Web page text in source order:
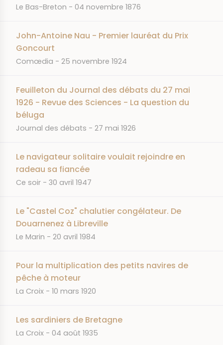
JOURNAL
Le Bas-Breton DATE
04 novembre 1876
John-Antoine Nau - Premier lauréat du Prix
Goncourt
JOURNAL
Comœdia DATE
25 novembre 1924
Feuilleton du Journal des débats du 27 mai
1926 - Revue des Sciences - La question du
béluga
JOURNAL
Journal des débats DATE
27 mai 1926
Le navigateur solitaire voulait rejoindre en
radeau sa fiancée
JOURNAL
Ce soir DATE
30 avril 1947
Le "Castel Coz" chalutier congélateur. De
Douarnenez à Libreville
JOURNAL
Le Marin DATE
20 avril 1984
Pour la multiplication des petits navires de
pêche à moteur
JOURNAL
La Croix DATE
10 mars 1920
Les sardiniers de Bretagne
JOURNAL
La Croix DATE
04 août 1935